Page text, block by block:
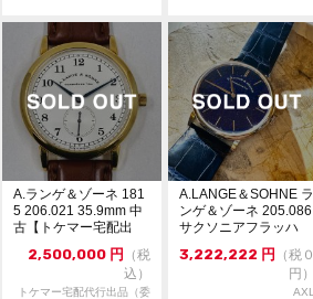
A.ランゲ＆ゾーネ 181
5 206.021 35.9mm 中
古【トケマー宅配出
2,500,000 円 （税
込）
トケマー宅配代行出品（委
A.LANGE＆SOHNE ラ
ンゲ＆ゾーネ 205.086
サクソニアフラッハ
3,222,222 円 （税０
円）
AXL